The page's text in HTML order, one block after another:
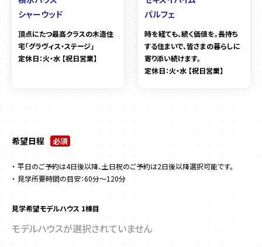
シャーウッド
頂点にたつ最高クラスの木造住
宅「グラヴィス・ステージ」
定休日：火・水 【祝日営業】
パルフェ
時を経ても、続く価値を。長持ち
する住まいで、皆さまの暮らしに
寄り添い続けます。
定休日：火・水 【祝日営業】
希望日程 必須
平日のご予約は4日後以降、土日祝のご予約は2日後以降選択可能です。
見学所要時間の目安：60分～120分
見学希望モデルハウス 1棟目
モデルハウスが選択されていません